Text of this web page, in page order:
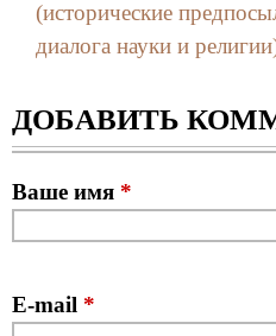
(исторические
диалога науки и
ДОБАВИТЬ
Ваше имя *
E-mail *